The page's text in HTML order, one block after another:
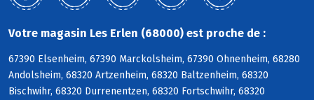
Votre magasin Les Erlen (68000) est proche de :
67390 Elsenheim, 67390 Marckolsheim, 67390 Ohnenheim, 68280
Andolsheim, 68320 Artzenheim, 68320 Baltzenheim, 68320
Bischwihr, 68320 Durrenentzen, 68320 Fortschwihr, 68320